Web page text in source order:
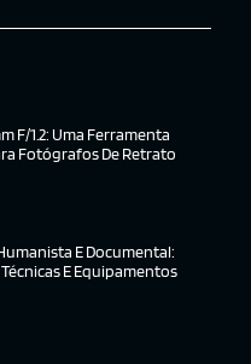
F/1.2: Uma Ferramenta
Fotógrafos De Retrato
E Documental:
E Equipamentos